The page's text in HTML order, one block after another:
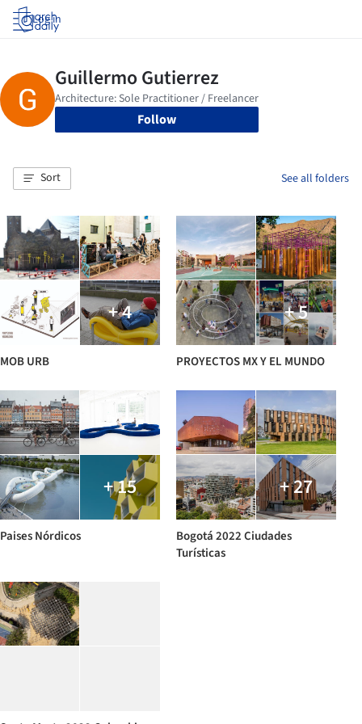
Log in
Follow
Sort See all folders
+ 4
MOB URB
+ 5
PROYECTOS MX Y EL MUNDO
+ 15
Paises Nórdicos
+ 27
Bogotá 2022 Ciudades
Turísticas